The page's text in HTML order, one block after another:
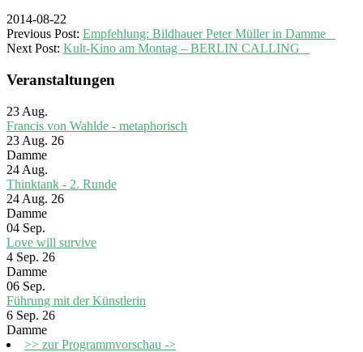
2014-08-22
Previous Post: Empfehlung: Bildhauer Peter Müller in Damme
Next Post: Kult-Kino am Montag – BERLIN CALLING
Veranstaltungen
23 Aug.
Francis von Wahlde - metaphorisch
23 Aug. 26
Damme
24 Aug.
Thinktank - 2. Runde
24 Aug. 26
Damme
04 Sep.
Love will survive
4 Sep. 26
Damme
06 Sep.
Führung mit der Künstlerin
6 Sep. 26
Damme
>> zur Programmvorschau ->